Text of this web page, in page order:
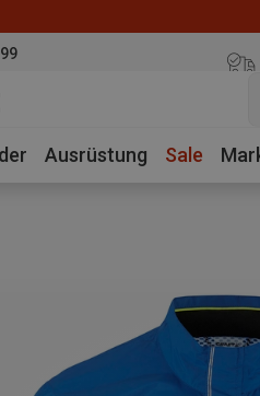
Ausrüstung Sale